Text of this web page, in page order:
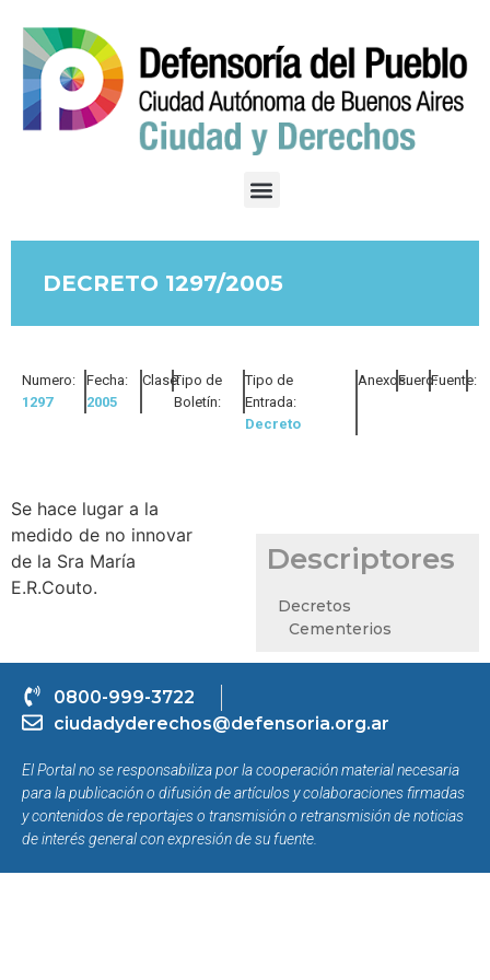
DECRETO 1297/2005
Numero:
1297
Fecha:
2005
Clase:Tipo de
Boletín:
Tipo de
Entrada:
Decreto
Anexos:Fuero:Fuente:
Se hace lugar a la
medido de no innovar
de la Sra María
E.R.Couto.
Descriptores
Decretos
Cementerios
0800-999-3722
ciudadyderechos@defensoria.org.ar
El Portal no se responsabiliza por la cooperación material necesaria
para la publicación o difusión de artículos y colaboraciones firmadas
y contenidos de reportajes o transmisión o retransmisión de noticias
de interés general con expresión de su fuente.